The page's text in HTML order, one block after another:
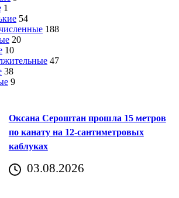
1
54
188
20
10
47
38
9
Оксана Сероштан прошла 15 метров
по канату на 12-сантиметровых
каблуках
03.08.2026